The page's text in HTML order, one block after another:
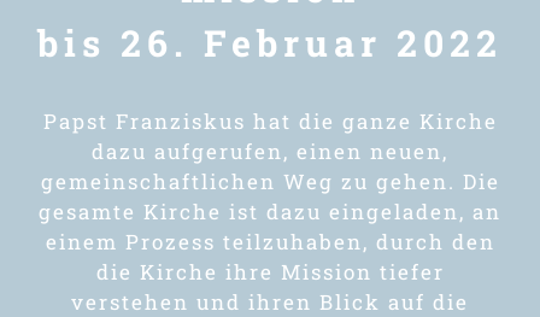
bis 26. Februar 2022
Papst Franziskus hat die ganze Kirche
dazu aufgerufen, einen neuen,
gemeinschaftlichen Weg zu gehen. Die
gesamte Kirche ist dazu eingeladen, an
einem Prozess teilzuhaben, durch den
die Kirche ihre Mission tiefer
verstehen und ihren Blick auf die